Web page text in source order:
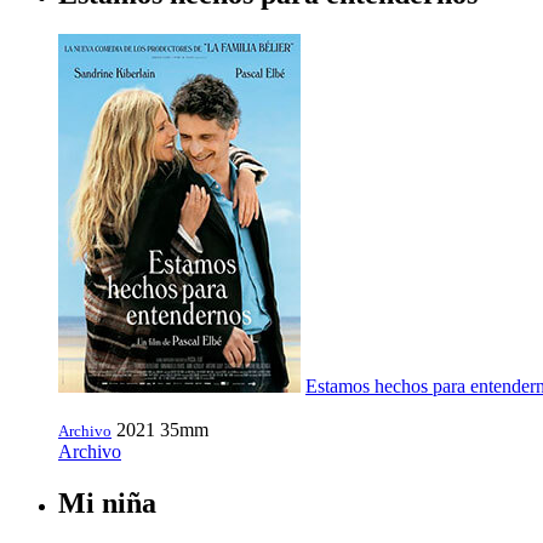
Estamos hechos para
Archivo 2021 35mm
Archivo
Mi niña